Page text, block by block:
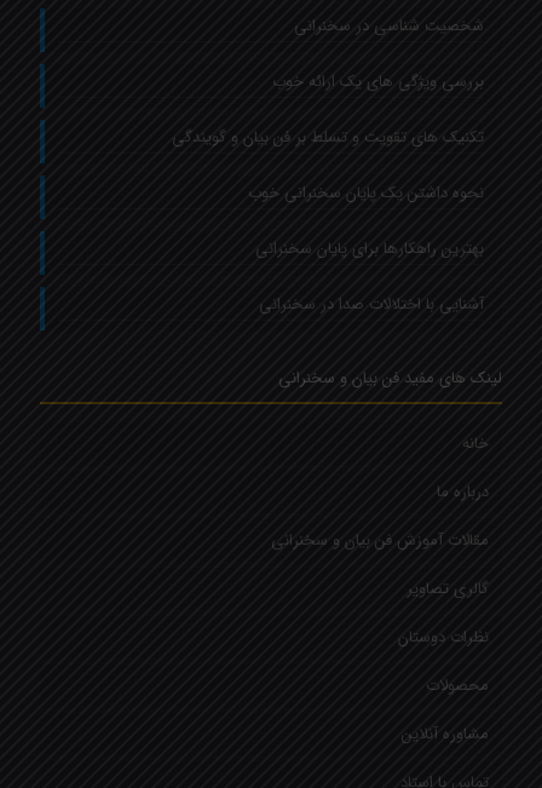
شخصیت شناسی در سخنرانی
بررسی ویژگی های یک ارائه خوب
تکنیک های تقویت و تسلط بر فن بیان و گویندگی
نحوه داشتن یک پایان سخنرانی خوب
بهترین راهکارها برای پایان سخنرانی
آشنایی با اختلالات صدا در سخنرانی
لینک های مفید فن بیان و سخنرانی
خانه
درباره ما
مقالات آموزش فن بیان و سخنرانی
گالری تصاویر
نظرات دوستان
محصولات
مشاوره آنلاین
تماس با استاد